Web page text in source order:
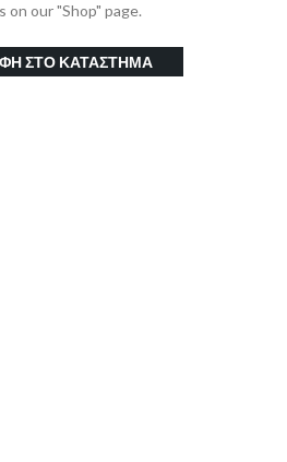
on our "Shop" page.
ΣΤΟ ΚΑΤΑΣΤΗΜΑ